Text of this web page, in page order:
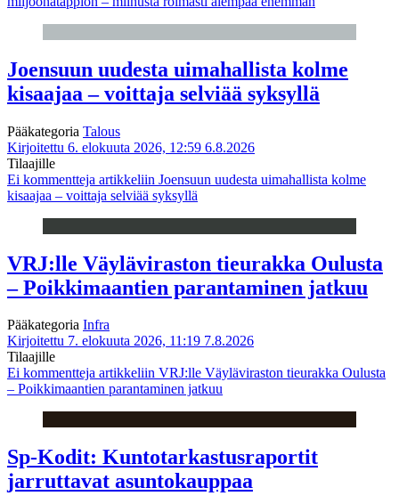
Joensuun uudesta uimahallista kolme
kisaajaa – voittaja selviää syksyllä
Pääkategoria Talous
Kirjoitettu 6. elokuuta 2026, 12:59 6.8.2026
Tilaajille
Ei kommentteja artikkeliin Joensuun uudesta uimahallista kolme
kisaajaa – voittaja selviää syksyllä
VRJ:lle Väyläviraston tieurakka Oulusta
– Poikkimaantien parantaminen jatkuu
Pääkategoria Infra
Kirjoitettu 7. elokuuta 2026, 11:19 7.8.2026
Tilaajille
Ei kommentteja artikkeliin VRJ:lle Väyläviraston tieurakka Oulusta
– Poikkimaantien parantaminen jatkuu
Sp-Kodit: Kuntotarkastusraportit
jarruttavat asuntokauppaa